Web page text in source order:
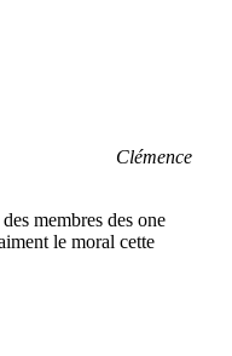
Clémence
membres des one
le moral cette